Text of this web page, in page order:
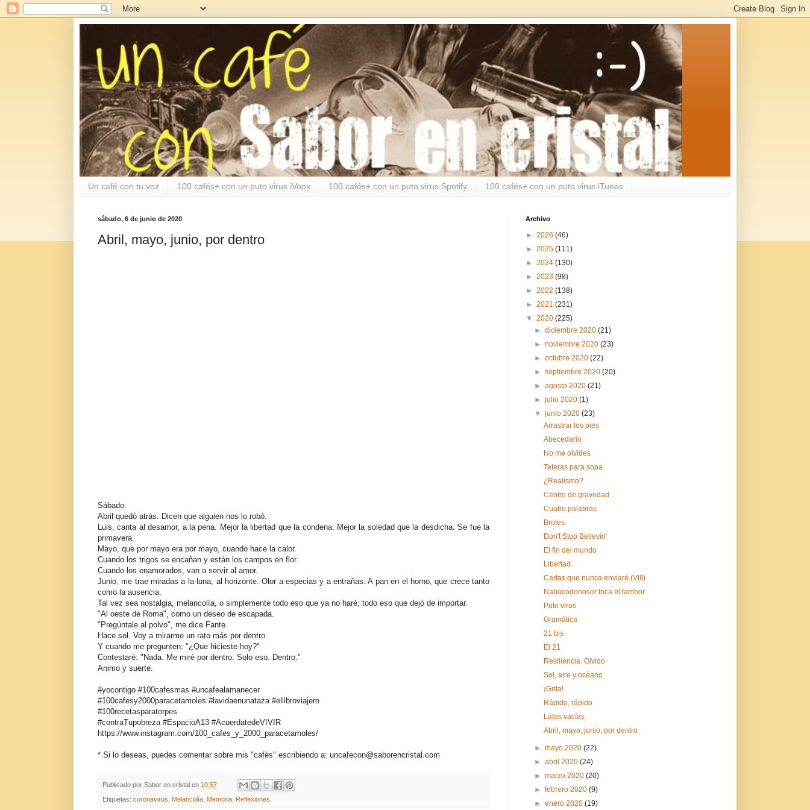
Un café con tu voz 100 cafés+ con un puto virus iVoox 100 cafés+ con un puto virus Spotify 100 cafés+ con un puto virus iTunes
sábado, 6 de junio de 2020
Abril, mayo, junio, por dentro
Sábado.
Abril quedó atrás. Dicen que alguien nos lo robó.
Luis, canta al desamor, a la pena. Mejor la libertad que la condena. Mejor la soledad que la desdicha. Se fue la
primavera.
Mayo, que por mayo era por mayo, cuando hace la calor.
Cuando los trigos se encañan y están los campos en flor.
Cuando los enamorados, van a servir al amor.
Junio, me trae miradas a la luna, al horizonte. Olor a especias y a entrañas. A pan en el horno, que crece tanto
como la ausencia.
Tal vez sea nostalgia, melancolía, o simplemente todo eso que ya no haré, todo eso que dejó de importar.
"Al oeste de Roma", como un deseo de escapada.
"Pregúntale al polvo", me dice Fante.
Hace sol. Voy a mirarme un rato más por dentro.
Y cuando me pregunten: "¿Que hicieste hoy?"
Contestaré: "Nada. Me miré por dentro. Solo eso. Dentro."
Animo y suerte.
#yocontigo #100cafesmas #uncafealamanecer
#100cafesy2000paracetamoles #lavidaenunataza #ellibroviajero
#100recetasparatorpes
#contraTupobreza #EspacioA13 #AcuerdatedeVIVIR
https://www.instagram.com/100_cafes_y_2000_paracetamoles/
* Si lo deseas, puedes comentar sobre mis "cafés" escribiendo a: uncafecon@saborencristal.com
Publicado por Sabor en cristal en 10:57
Etiquetas: coronavirus Melancolía Memoria Reflexiones
Archivo
► 2026 (46)
► 2025 (111)
► 2024 (130)
► 2023 (98)
► 2022 (138)
► 2021 (231)
▼ 2020 (225)
►diciembre 2020(21)
►noviembre 2020(23)
►octubre 2020(22)
►septiembre 2020(20)
►agosto 2020(21)
►julio 2020(1)
▼junio 2020(23)
Arrastrar los pies
Abecedario
No me olvides
Teteras para sopa
¿Realismo?
Centro de gravedad
Cuatro palabras
Brotes
Don't Stop Believin'
El fin del mundo
Libertad
Cartas que nunca enviaré (VIII)
Nabucodonosor toca el tambor
Puto virus
Gramática
21 bis
El 21
Resiliencia. Olvido
Sol, aire y océano
¡Grita!
Rápido, rápido
Latas vacías
Abril, mayo, junio, por dentro
►mayo 2020(22)
►abril 2020(24)
►marzo 2020(20)
►febrero 2020(9)
►enero 2020(19)